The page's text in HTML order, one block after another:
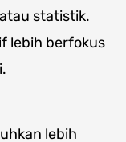
statistik.
lebih berfokus
lebih